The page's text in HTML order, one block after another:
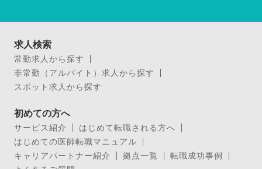
求人検索
常勤求人から探す
非常勤（アルバイト）求人から探す
スポット求人から探す
初めての方へ
サービス紹介
はじめて転職される方へ
はじめての医師転職マニュアル
キャリアパートナー紹介
拠点一覧
転職成功事例